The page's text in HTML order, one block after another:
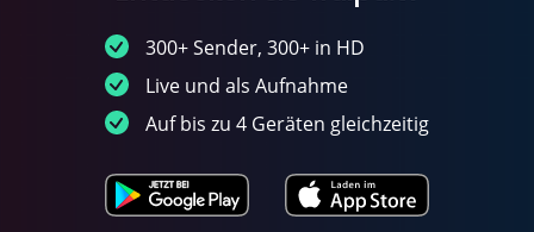
300+ Sender, 300+ in HD
Live und als Aufnahme
Auf bis zu 4 Geräten gleichzeitig